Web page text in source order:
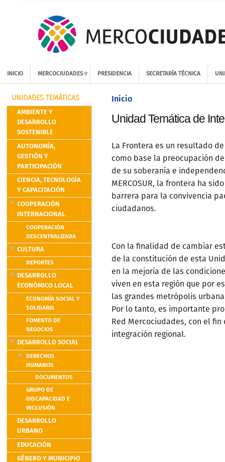
INICIO MERCOCIUDADES PRESIDENCIA SECRETARÍA TÉCNICA
UNIDADES TEMÁTICAS
AMBIENTE Y
DESARROLLO
SOSTENIBLE
AUTONOMÍA,
GESTIÓN Y
PARTICIPACIÓN
CIENCIA, TECNOLOGÍA
Y CAPACITACIÓN
COOPERACIÓN
INTERNACIONAL
COOPERACIÓN
DESCENTRALIZADA
CULTURA
DEPORTES
DESARROLLO
ECONÓMICO LOCAL
ECONOMÍA SOCIAL Y
SOLIDARIA
FOMENTO DE
NEGOCIOS
DESARROLLO SOCIAL
DERECHOS
HUMANOS
DOCUMENTOS
GRUPO DE
DISCAPACIDAD E
INCLUSIÓN
DESARROLLO
URBANO
EDUCACIÓN
GÉNERO Y MUNICIPIO
Inicio
Unidad Temática de
La Frontera es un resultado
como base la preocupación
de su soberanía e
MERCOSUR, la frontera ha
barrera para la convivencia
ciudadanos.
Con la finalidad de cambiar
de la constitución de esta
en la mejoría de las
viven en esta región que por
las grandes metrópolis
Por lo tanto, es importante
Red Mercociudades, con el
integración regional.